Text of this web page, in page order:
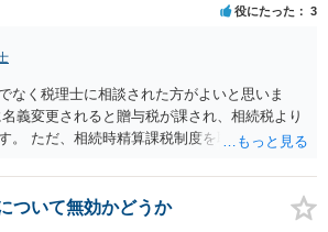
役にたった 3
なく税理士に相談された方がよいと思いま
義変更されると贈与税が課され、相続税より
。 ただ、相続時精算課税制度を取れば、実質
税金がかかるか計算してもらって どういう方
よいと思います。
ついて無効かどうか